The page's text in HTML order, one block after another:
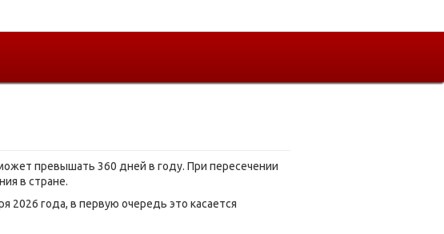
превышать 360 дней в году. При пересечении
в стране.
2026 года, в первую очередь это касается